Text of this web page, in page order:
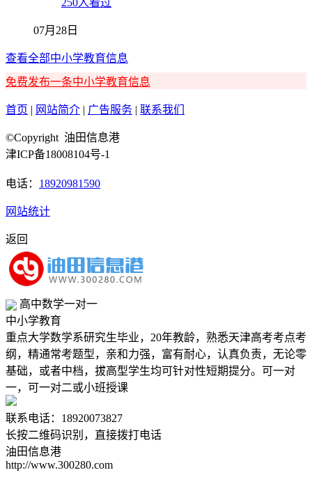
07月28日
查看全部中小学教育信息
免费发布一条中小学教育信息
首页 | 网站简介 | 广告服务 | 联系我们
©Copyright 油田信息港
津ICP备18008104号-1
电话： 18920981590
网站统计
返回
高中数学一对一
中小学教育
重点大学数学系研究生毕业，20年教龄，熟悉天津高考考点考
纲，精通常考题型，亲和力强，富有耐心，认真负责，无论零
基础，或者中档，拔高型学生均可针对性短期提分。可一对
一，可一对二或小班授课
联系电话：18920073827
长按二维码识别，直接拨打电话
油田信息港
http://www.300280.com